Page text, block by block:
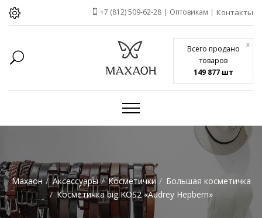
Всего продано
товаров
149 877 шт
x
+7 (812) 509-62-28 Оптовикам Контакты
Махаон Аксессуары Косметички
Большая косметичка
Косметичка big KOS2 «Audrey Hepbern»